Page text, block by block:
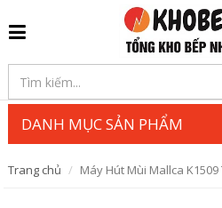
DANH MỤC SẢN PHẨM
Trang chủ Máy Hút Mùi Mallca K1509